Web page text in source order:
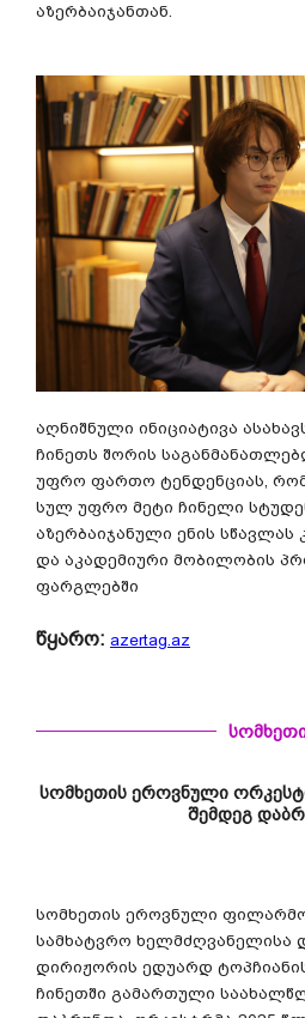
აზერბაიჯანთან.
აღნიშნული ინიციატივა
ჩინეთს შორის
უფრო ფართო ტენდენციას,
სულ უფრო მეტი ჩინელი
აზერბაიჯანული ენის
და აკადემიური მობილობის
ფარგლებში
წყარო: azertag.az
სომხეთის ეროვნული
შემდეგ
სომხეთის ეროვნული
სამხატვრო ხელმძღვანელისა
დირიჟორის ედუარდ
ჩინეთში გამართული